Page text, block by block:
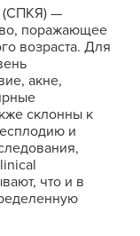
(СПКЯ) —
поражающее
возраста. Для
акне,
склонны к
и
что и в